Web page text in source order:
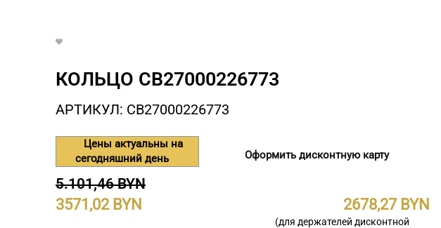
КОЛЬЦО СB27000226773
АРТИКУЛ: СB27000226773
Цены актуальны на
сегодняшний день
Оформить дисконтную карту
5.101,46 BYN
3571,02 2678,27
(для держателей дисконтной